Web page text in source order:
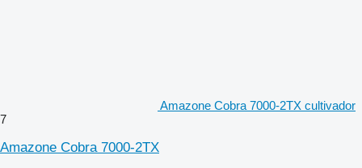
Amazone Cobra 7000-2TX cultivador
7
Amazone Cobra 7000-2TX